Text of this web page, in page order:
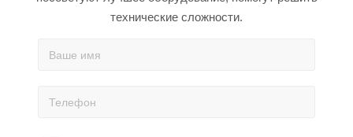
технические сложности.